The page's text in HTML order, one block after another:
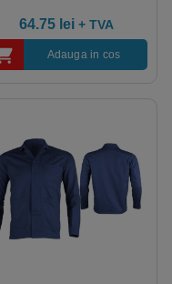
64.75 lei + TVA
Adauga in cos